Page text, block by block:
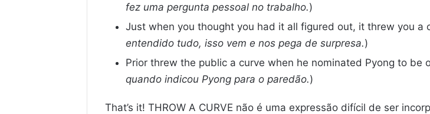
fez uma pergunta pessoal no trabalho.)
Just when you thought you had it all figured out, it threw you a
entendido tudo, isso vem e nos pega de surpresa.)
Prior threw the public a curve when he nominated Pyong to be
quando indicou Pyong para o paredão.)
That’s it! THROW A CURVE não é uma expressão difícil de ser